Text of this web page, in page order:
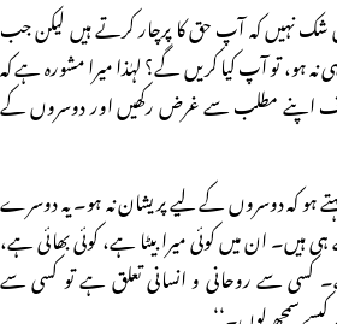
شک نہیں کہ آپ حق کا پرچار کرتے ہیں لیکن جب
نہ ہو، تو آپ کیا کریں گے؟ لہٰذا میرا مشورہ ہے کہ
اپنے مطلب سے غرض رکھیں اور دوسروں کے
ہو کہ دوسروں کے لیے پریشان نہ ہو۔ یہ دوسرے
ہیں۔ ان میں کوئی میرا بیٹا ہے، کوئی بھائی ہے،
کسی سے روحانی و انسانی تعلق ہے تو کسی سے
سمجھ لوں۔‘‘